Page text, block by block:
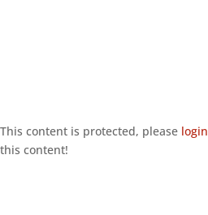
This content is protected, please login
this content!